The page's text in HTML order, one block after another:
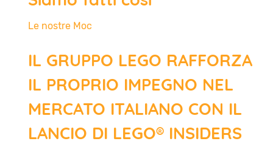
Le nostre Moc
IL GRUPPO LEGO RAFFORZA
IL PROPRIO IMPEGNO NEL
MERCATO ITALIANO CON IL
LANCIO DI LEGO® INSIDERS